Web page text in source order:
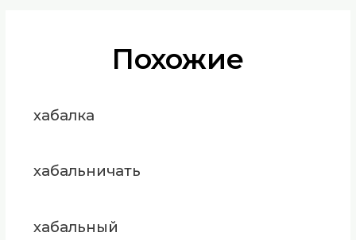
Похожие
хабалка
хабальничать
хабальный